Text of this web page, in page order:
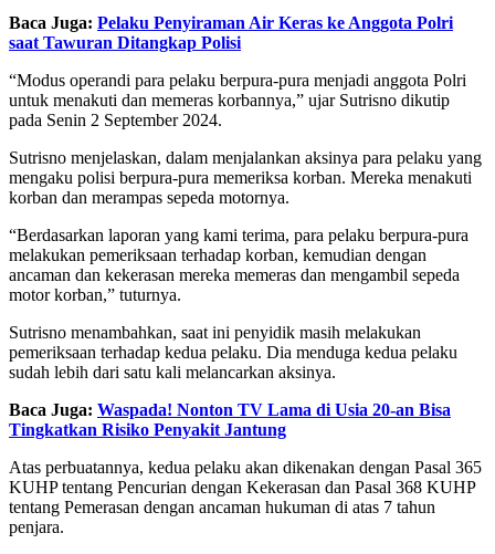
Baca Juga: Pelaku Penyiraman Air Keras ke Anggota Polri
saat Tawuran Ditangkap Polisi
“Modus operandi para pelaku berpura-pura menjadi anggota Polri
untuk menakuti dan memeras korbannya,” ujar Sutrisno dikutip
pada Senin 2 September 2024.
Sutrisno menjelaskan, dalam menjalankan aksinya para pelaku yang
mengaku polisi berpura-pura memeriksa korban. Mereka menakuti
korban dan merampas sepeda motornya.
“Berdasarkan laporan yang kami terima, para pelaku berpura-pura
melakukan pemeriksaan terhadap korban, kemudian dengan
ancaman dan kekerasan mereka memeras dan mengambil sepeda
motor korban,” tuturnya.
Sutrisno menambahkan, saat ini penyidik masih melakukan
pemeriksaan terhadap kedua pelaku. Dia menduga kedua pelaku
sudah lebih dari satu kali melancarkan aksinya.
Baca Juga: Waspada! Nonton TV Lama di Usia 20-an Bisa
Tingkatkan Risiko Penyakit Jantung
Atas perbuatannya, kedua pelaku akan dikenakan dengan Pasal 365
KUHP tentang Pencurian dengan Kekerasan dan Pasal 368 KUHP
tentang Pemerasan dengan ancaman hukuman di atas 7 tahun
penjara.